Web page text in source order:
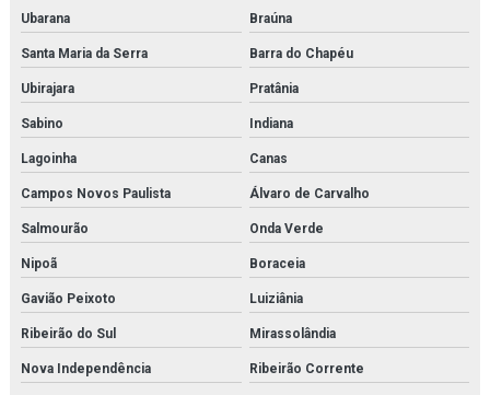
Ubarana Braúna
Santa Maria da Serra Barra do Chapéu
Ubirajara Pratânia
Sabino Indiana
Lagoinha Canas
Campos Novos Paulista Álvaro de Carvalho
Salmourão Onda Verde
Nipoã Boraceia
Gavião Peixoto Luiziânia
Ribeirão do Sul Mirassolândia
Nova Independência Ribeirão Corrente